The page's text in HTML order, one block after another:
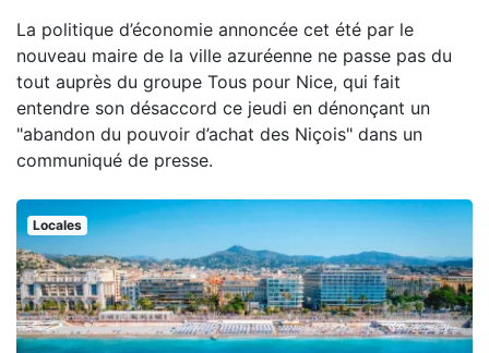
La politique d’économie annoncée cet été par le
nouveau maire de la ville azuréenne ne passe pas du
tout auprès du groupe Tous pour Nice, qui fait
entendre son désaccord ce jeudi en dénonçant un
"abandon du pouvoir d’achat des Niçois" dans un
communiqué de presse.
Locales